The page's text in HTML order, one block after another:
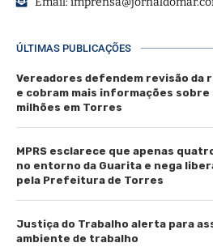
ÚLTIMAS PUBLICAÇÕES
Vereadores defendem revisão
e cobram mais informações sobre
milhões em Torres
MPRS esclarece que apenas
no entorno da Guarita e nega
pela Prefeitura de Torres
Justiça do Trabalho alerta para
ambiente de trabalho